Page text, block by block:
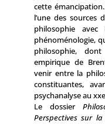
cette
l’une des
philosophie
phénoménologie,
philosophie,
empirique de
venir entre la
constituantes,
psychanalyse au
Le dossier
Perspectives sur